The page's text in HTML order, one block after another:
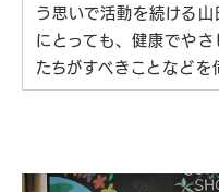
う思いで活動を続ける山
にとっても、健康でや
たちがすべきことなどを